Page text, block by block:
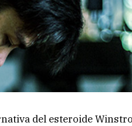
del esteroide